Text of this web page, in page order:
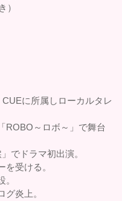
）
に所属しローカルタレ
ROBO～ロボ～」で舞台
でドラマ初出演。
を受ける。
。
グ炎上。